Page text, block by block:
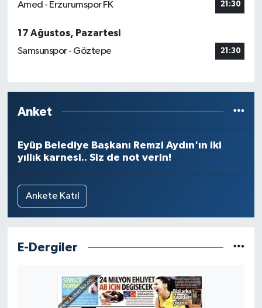
Amed - Erzurumspor FK 21:30
17 Ağustos, Pazartesi
Samsunspor - Göztepe
21:30
Anket
Eyüp Belediye Başkanı Remzi Aydın'ın iki
yıllık karnesi.. Siz de not verin!
Ankete Katıl
E-Dergiler